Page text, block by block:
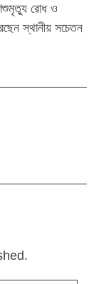
রোধ ও
স্থানীয় সচেতন